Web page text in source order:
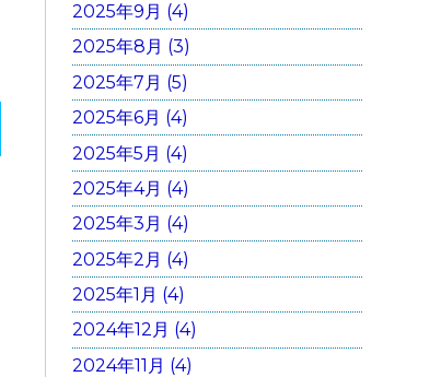
2025年9月 (4)
2025年8月 (3)
2025年7月 (5)
2025年6月 (4)
2025年5月 (4)
2025年4月 (4)
2025年3月 (4)
2025年2月 (4)
2025年1月 (4)
2024年12月 (4)
2024年11月 (4)